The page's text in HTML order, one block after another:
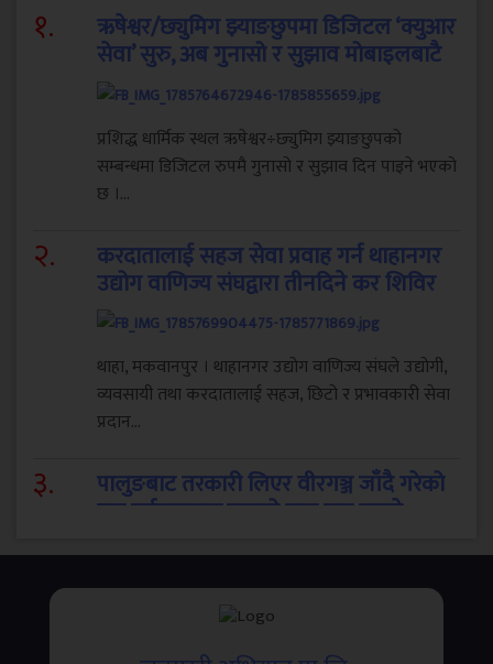
१. ऋषेश्वर/छ्युमिग झ्याङछुपमा डिजिटल ‘क्युआर
सेवा’ सुरु, अब गुनासो र सुझाव मोबाइलबाटै
प्रशिद्ध धार्मिक स्थल ऋषेश्वर÷छ्युमिग झ्याङछुपको
सम्बन्धमा डिजिटल रुपमै गुनासो र सुझाव दिन पाइने भएको
छ ।...
२. करदातालाई सहज सेवा प्रवाह गर्न थाहानगर
उद्योग वाणिज्य संघद्वारा तीनदिने कर शिविर
थाहा, मकवानपुर । थाहानगर उद्योग वाणिज्य संघले उद्योगी,
व्यवसायी तथा करदातालाई सहज, छिटो र प्रभावकारी सेवा
प्रदान...
३. पालुङबाट तरकारी लिएर वीरगञ्ज जाँदै गरेको
ट्रक दुर्घटनाग्रस्त,एकको मृत्यु एक घाइते
मकवानपुरको भीमफेदी गाउँपालिका–२ तिलटारस्थित
त्रिभुवन राजमार्गमा तरकारी बोकेको ट्रक दुर्घटना हुँदा एक